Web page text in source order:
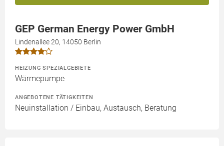
GEP German Energy Power GmbH
Lindenallee 20, 14050 Berlin
HEIZUNG SPEZIALGEBIETE
Wärmepumpe
ANGEBOTENE TÄTIGKEITEN
Neuinstallation / Einbau, Austausch, Beratung